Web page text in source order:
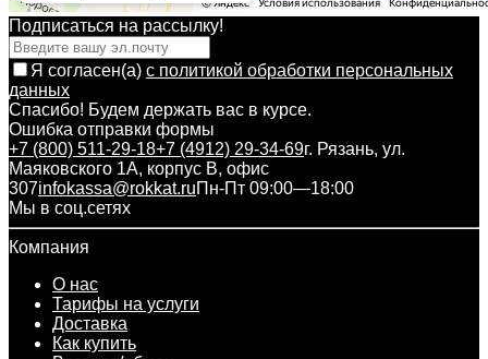
Подписаться на рассылкy!
Я согласен(a) с политикой обработки персональных
данных
Спасибо! Будем держать вас в курсе.
Ошибка отправки формы
+7 (800) 511-29-18+7 (4912) 29-34-69г. Рязань, ул.
Маяковского 1А, корпус B, офис
307infokassa@rokkat.ruПн-Пт 09:00—18:00
Мы в соц.сетях
Компания
О нас
Тарифы на услуги
Доставка
Как купить